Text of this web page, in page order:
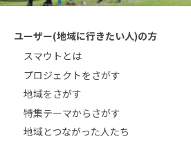
ユーザー(地域に行きたい人)の方
スマウトとは
プロジェクトをさがす
地域をさがす
特集テーマからさがす
地域とつながった人たち